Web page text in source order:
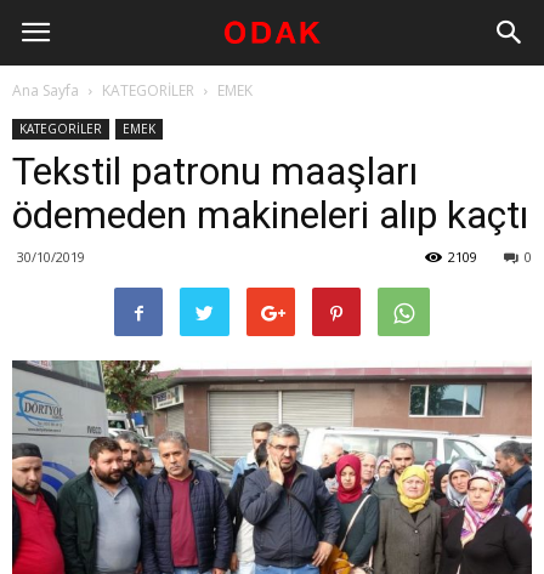
Ana Sayfa KATEGORİLER EMEK
KATEGORİLER EMEK
Tekstil patronu maaşları
ödemeden makineleri alıp kaçtı
30/10/2019 0
2109